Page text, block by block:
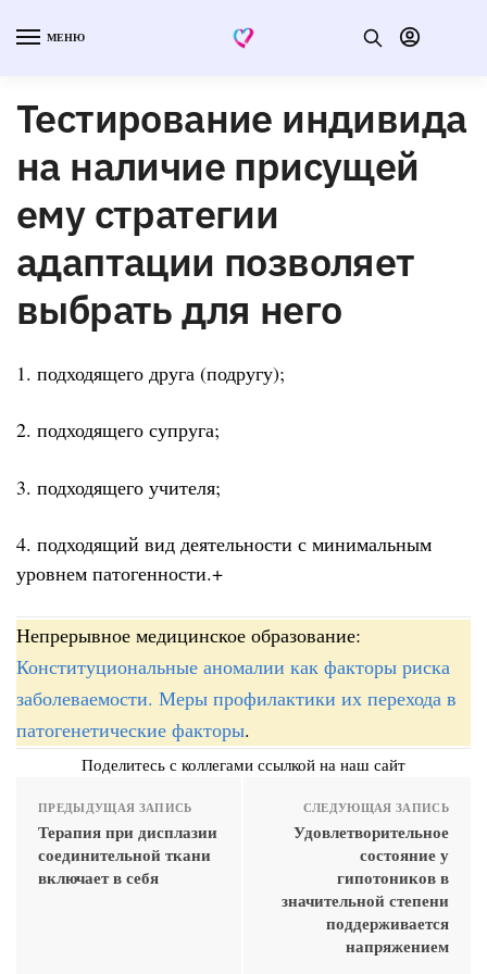
МЕНЮ
Тестирование индивида
на наличие присущей
ему стратегии
адаптации позволяет
выбрать для него
1. подходящего друга (подругу);
2. подходящего супруга;
3. подходящего учителя;
4. подходящий вид деятельности с минимальным
уровнем патогенности.+
Непрерывное медицинское образование:
Конституциональные аномалии как факторы риска
заболеваемости. Меры профилактики их перехода в
патогенетические факторы.
Поделитесь с коллегами ссылкой на наш сайт
ПРЕДЫДУЩАЯ ЗАПИСЬ
Терапия при дисплазии
соединительной ткани
включает в себя
СЛЕДУЮЩАЯ ЗАПИСЬ
Удовлетворительное
состояние у
гипотоников в
значительной степени
поддерживается
напряжением